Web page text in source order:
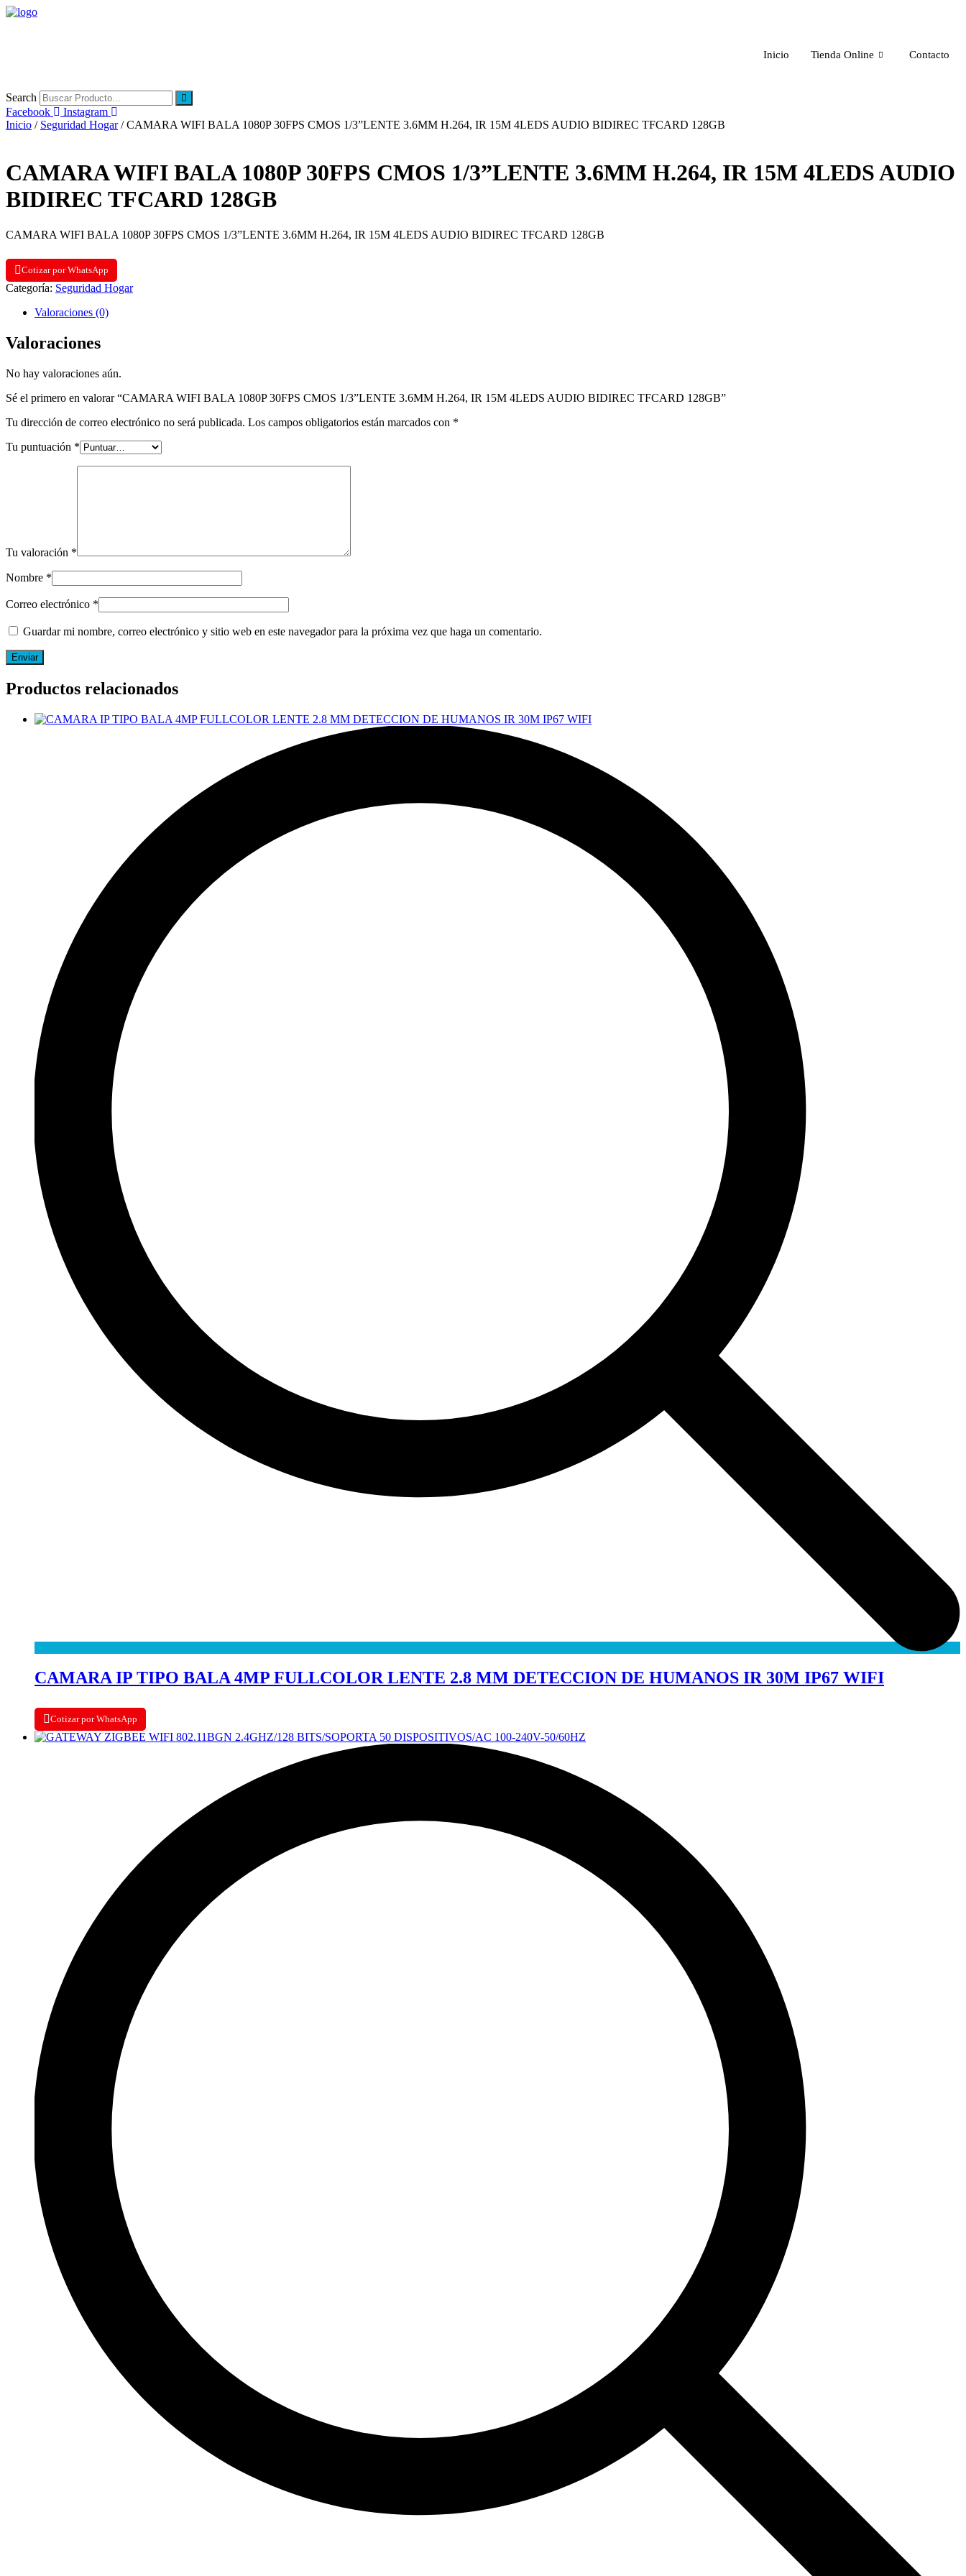
Inicio Tienda Online Contacto
Search
Facebook
Instagram
Inicio / Seguridad Hogar/ CAMARA WIFI BALA 1080P 30FPS CMOS 1/3”LENTE 3.6MM H.264, IR 15M 4LEDS AUDIO BIDIREC TFCARD 128GB
CAMARA WIFI BALA 1080P 30FPS CMOS 1/3”LENTE 3.6MM H.264, IR 15M 4LEDS AUDIO
BIDIREC TFCARD 128GB
CAMARA WIFI BALA 1080P 30FPS CMOS 1/3”LENTE 3.6MM H.264, IR 15M 4LEDS AUDIO BIDIREC TFCARD 128GB
Cotizar por WhatsApp
Categoría: Seguridad Hogar
Valoraciones (0)
Valoraciones
No hay valoraciones aún.
Sé el primero en valorar “CAMARA WIFI BALA 1080P 30FPS CMOS 1/3”LENTE 3.6MM H.264, IR 15M 4LEDS AUDIO BIDIREC TFCARD 128GB”
Tu dirección de correo electrónico no será publicada. Los campos obligatorios están marcados con *
Tu puntuación *
Tu valoración *
Nombre *
Correo electrónico *
Guardar mi nombre, correo electrónico y sitio web en este navegador para la próxima vez que haga un comentario.
Productos relacionados
CAMARA IP TIPO BALA 4MP FULLCOLOR LENTE 2.8 MM DETECCION DE HUMANOS IR 30M IP67 WIFI
Cotizar por WhatsApp